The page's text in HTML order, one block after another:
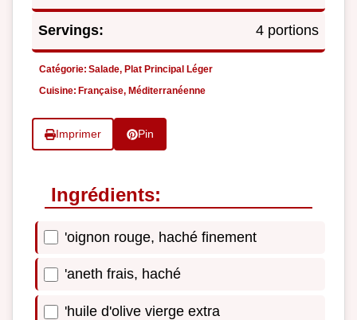
Servings: 4 portions
Catégorie: Salade, Plat Principal Léger
Cuisine: Française, Méditerranéenne
Imprimer Pin
Ingrédients:
'oignon rouge, haché finement
'aneth frais, haché
'huile d'olive vierge extra